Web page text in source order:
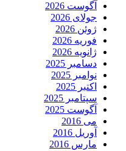
آگوست 2026
جولای 2026
ژوئن 2026
فوریه 2026
ژانویه 2026
دسامبر 2025
نوامبر 2025
اکتبر 2025
سپتامبر 2025
آگوست 2025
می 2016
آوریل 2016
مارس 2016